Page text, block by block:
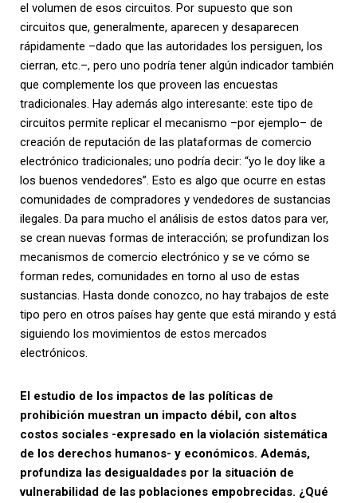
el volumen de esos circuitos. Por supuesto que son
circuitos que, generalmente, aparecen y desaparecen
rápidamente –dado que las autoridades los persiguen, los
cierran, etc.–, pero uno podría tener algún indicador también
que complemente los que proveen las encuestas
tradicionales. Hay además algo interesante: este tipo de
circuitos permite replicar el mecanismo –por ejemplo– de
creación de reputación de las plataformas de comercio
electrónico tradicionales; uno podría decir: “yo le doy like a
los buenos vendedores”. Esto es algo que ocurre en estas
comunidades de compradores y vendedores de sustancias
ilegales. Da para mucho el análisis de estos datos para ver,
se crean nuevas formas de interacción; se profundizan los
mecanismos de comercio electrónico y se ve cómo se
forman redes, comunidades en torno al uso de estas
sustancias. Hasta donde conozco, no hay trabajos de este
tipo pero en otros países hay gente que está mirando y está
siguiendo los movimientos de estos mercados
electrónicos.
El estudio de los impactos de las políticas de
prohibición muestran un impacto débil, con altos
costos sociales -expresado en la violación sistemática
de los derechos humanos- y económicos. Además,
profundiza las desigualdades por la situación de
vulnerabilidad de las poblaciones empobrecidas. ¿Qué